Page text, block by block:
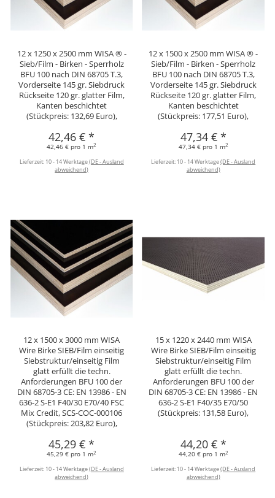
12 x 1250 x 2500 mm WISA ® -
Sieb/Film - Birken - Sperrholz
BFU 100 nach DIN 68705 T.3,
Vorderseite 145 gr. Siebdruck
Rückseite 120 gr. glatter Film,
Kanten beschichtet
(Stückpreis: 132,69 Euro),
42,46 €*
42,46 € pro 1 m2
Lieferzeit: 10 - 14 Werktage(DE - Ausland
abweichend)
12 x 1500 x 2500 mm WISA ® -
Sieb/Film - Birken - Sperrholz
BFU 100 nach DIN 68705 T.3,
Vorderseite 145 gr. Siebdruck
Rückseite 120 gr. glatter Film,
Kanten beschichtet
(Stückpreis: 177,51 Euro),
47,34 € *
47,34 € pro 1 m2
Lieferzeit: 10 - 14 Werktage(DE - Ausland
abweichend)
12 x 1500 x 3000 mm WISA
Wire Birke SIEB/Film einseitig
Siebstruktur/einseitig Film
glatt erfüllt die techn.
Anforderungen BFU 100 der
DIN 68705-3 CE: EN 13986 - EN
636-2 S-E1 F40/30 E70/40 FSC
Mix Credit, SCS-COC-000106
(Stückpreis: 203,82 Euro),
45,29 €*
45,29 € pro 1 m2
Lieferzeit: 10 - 14 Werktage(DE - Ausland
abweichend)
15 x 1220 x 2440 mm WISA
Wire Birke SIEB/Film einseitig
Siebstruktur/einseitig Film
glatt erfüllt die techn.
Anforderungen BFU 100 der
DIN 68705-3 CE: EN 13986 - EN
636-2 S-E1 F40/35 E70/50
(Stückpreis: 131,58 Euro),
44,20 € *
44,20 € pro 1 m2
Lieferzeit: 10 - 14 Werktage(DE - Ausland
abweichend)